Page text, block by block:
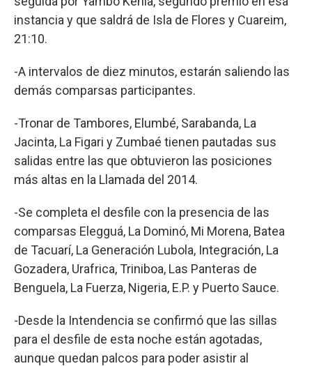
instancia y que saldrá de Isla de Flores y Cuareim,
21:10.
-A intervalos de diez minutos, estarán saliendo las
demás comparsas participantes.
-Tronar de Tambores, Elumbé, Sarabanda, La
Jacinta, La Figari y Zumbaé tienen pautadas sus
salidas entre las que obtuvieron las posiciones
más altas en la Llamada del 2014.
-Se completa el desfile con la presencia de las
comparsas Elegguá, La Dominó, Mi Morena, Batea
de Tacuarí, La Generación Lubola, Integración, La
Gozadera, Urafrica, Triniboa, Las Panteras de
Benguela, La Fuerza, Nigeria, E.P. y Puerto Sauce.
-Desde la Intendencia se confirmó que las sillas
para el desfile de esta noche están agotadas,
aunque quedan palcos para poder asistir al